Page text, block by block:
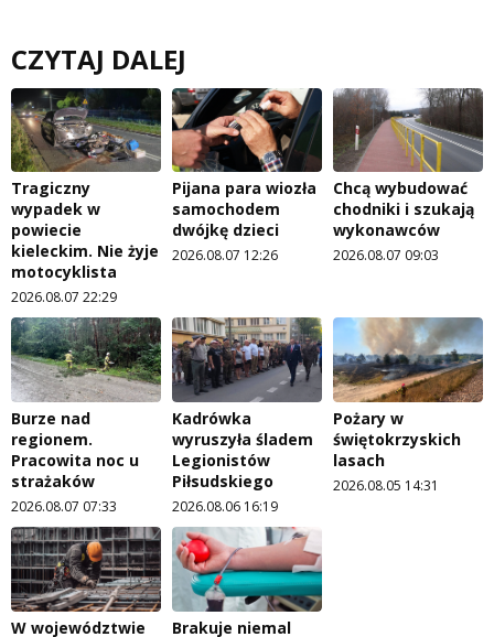
CZYTAJ DALEJ
Tragiczny
wypadek w
powiecie
kieleckim. Nie żyje
motocyklista
2026.08.07 22:29
Pijana para wiozła
samochodem
dwójkę dzieci
2026.08.07 12:26
Chcą wybudować
chodniki i szukają
wykonawców
2026.08.07 09:03
Burze nad
regionem.
Pracowita noc u
strażaków
2026.08.07 07:33
Kadrówka
wyruszyła śladem
Legionistów
Piłsudskiego
2026.08.06 16:19
Pożary w
świętokrzyskich
lasach
2026.08.05 14:31
W województwie Brakuje niemal